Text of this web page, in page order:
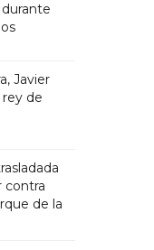
Javier
de
contra
de la